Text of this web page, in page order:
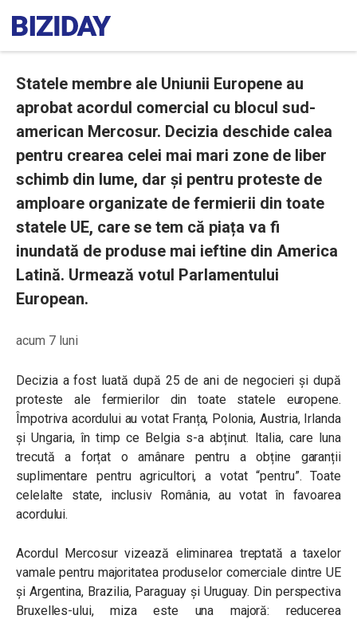
Statele membre ale Uniunii Europene au
aprobat acordul comercial cu blocul sud-
american Mercosur. Decizia deschide calea
pentru crearea celei mai mari zone de liber
schimb din lume, dar și pentru proteste de
amploare organizate de fermierii din toate
statele UE, care se tem că piața va fi
inundată de produse mai ieftine din America
Latină. Urmează votul Parlamentului
European.
acum 7 luni
Decizia a fost luată după 25 de ani de negocieri și după
proteste ale fermierilor din toate statele europene.
Împotriva acordului au votat Franța, Polonia, Austria, Irlanda
și Ungaria, în timp ce Belgia s-a abținut. Italia, care luna
trecută a forțat o amânare pentru a obține garanții
suplimentare pentru agricultori, a votat “pentru”. Toate
celelalte state, inclusiv România, au votat în favoarea
acordului.
Acordul Mercosur vizează eliminarea treptată a taxelor
vamale pentru majoritatea produselor comerciale dintre UE
și Argentina, Brazilia, Paraguay și Uruguay. Din perspectiva
Bruxelles-ului, miza este una majoră: reducerea